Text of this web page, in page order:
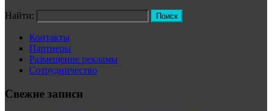
Найти:
Контакты
Партнеры
Размещение рекламы
Сотрудничество
Свежие записи